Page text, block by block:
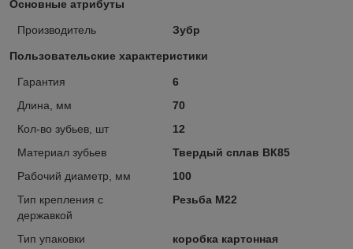
Основные атрибуты
Производитель Зубр
Пользовательские характеристики
Гарантия
6
Длина, мм
70
Кол-во зубьев, шт
12
Материал зубьев
Твердый сплав ВК85
Рабочий диаметр, мм
100
Тип крепления с
державкой
Резьба М22
Тип упаковки коробка картонная